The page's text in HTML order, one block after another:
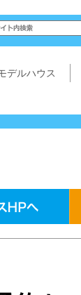
デルハウス